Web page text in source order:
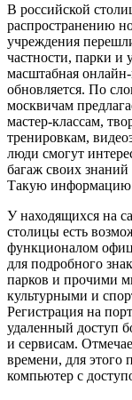
В российской
распространению
учреждения
частности, парки и
масштабная
обновляется. По
москвичам
мастер-классам,
тренировкам,
люди смогут
багаж своих
Такую информацию
У находящихся на
столицы есть
функционалом
для подробного
парков и прочими
культурными и
Регистрация на
удаленный доступ
и сервисам.
времени, для этого
компьютер с